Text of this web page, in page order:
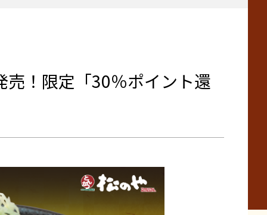
！限定「30％ポイント還